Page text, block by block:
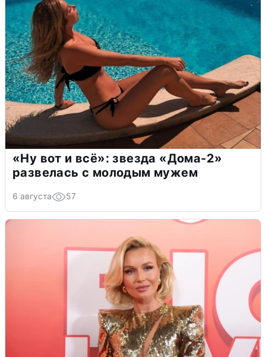
«Ну вот и всё»: звезда «Дома-2»
развелась с молодым мужем
6 августа 57